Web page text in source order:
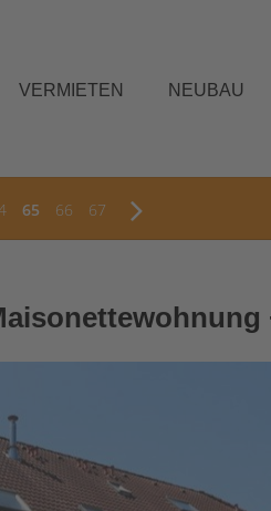
VERMIETEN NEUBAU
65 66 67